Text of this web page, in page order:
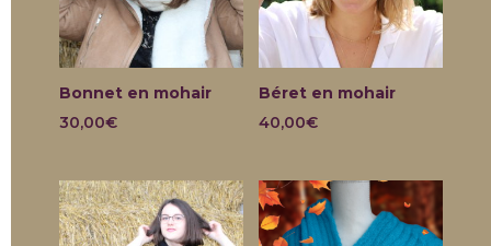
Bonnet en mohair
30,00€
Béret en mohair
40,00€